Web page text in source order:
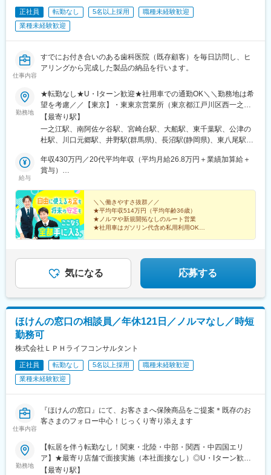
変更の範囲：会社の定める業務
供しています。
■業務詳細（業務の流れ）：
・お客様との打ち合わせ・問題点のヒアリングなど
・現状分析作業、現状分析結果に基づく課題の整理
・打合せ資料の作成 、お客様との打ち合わせ
・各種対策の実行支援
・各種専門家（弁護士・司法書士など）との連携
・その他、セミナーや勉強会・書籍の企画と実行
・コンサルティング事業本部 拠点統括部に配属予定です。
└統括部長１名
└北陸拠点準備室 部長１名
＼こんな方を求めています／
・企業オーナーの事業承継の問題を解決したい方
・人間力（利他心・誠実であること・感謝の気持ちを常にもつこ
ちの方
・知恵力・人間力・行動力を高めながら、お客様が感じられてい
る財産にかかわる問題を解決へ導ける方
変更の範囲：会社の定める業務
正社員 転勤なし 5名以上採用
職種未経験歓迎
業種未経験歓迎
仕事内容
すでにお付き合いのある歯科医院（既存顧客）を毎日訪問し、ヒ
アリングから完成した製品の納品を行います。
勤務地
★転勤なし★U・Iターン歓迎★社用車での通勤OK＼＼勤務地は希
望を考慮／／【東京】・東東京営業所（東京都江戸川区西一之江
3-9-14）※積極採用中！・西東京営業所（東京都杉並区成田西1-
29-7 BF）【神奈川】・南東京営業所（神奈川県川崎市宮前区馬絹
6-21-7）・横浜営業所（神奈川県横浜市栄区笠間2-31-3）※積極採
13）・成田本社（千葉県富里市七栄654-76）※積極採用中！【埼
玉】・北東京営業所（埼玉県川口市元郷6-7-7）【群馬】・高崎営
静岡市葵区千代田７丁目4-12-1）【富山】・富山営業所（富山県
富山市下大久保2036-20）【大阪】・南大阪営業所（大阪府大阪
市住之江区泉2丁目1-92）
【最寄り駅】
一之江駅、南阿佐ケ谷駅、宮崎台駅、大船駅、東千葉駅、公津の
杜駅、川口元郷駅、井野駅(群馬県)、長沼駅(静岡県)、東八尾駅、
給与
年収430万円／20代平均年収（平均月給26.8万円＋業績加算給＋
賞与）
与）
＼＼働きやすさ抜群／／
★平均年収514万円（平均年齢36歳）
★ノルマや新規開拓なしのルート営業
★社用車はガソリン代含め私用利用OK
気になる 応募する
ほけんの窓口の相談員／年休121日／ノルマなし／時短
勤務可
株式会社ＬＰＨライフコンサルタント
正社員 転勤なし 5名以上採用
職種未経験歓迎
業種未経験歓迎
仕事内容
『ほけんの窓口』にて、お客さまへ保険商品をご提案＊既存のお
客さまのフォロー中心！じっくり寄り添えます
勤務地
【転居を伴う転勤なし！関東・北陸・中部・関西・中四国エリ
ア】★最寄り店舗で面接実施（本社面接なし）◎U・Iターン歓迎
◎一部店舗では自動車通勤も可◎居住地近くの店舗に優先配属
【最寄り駅】